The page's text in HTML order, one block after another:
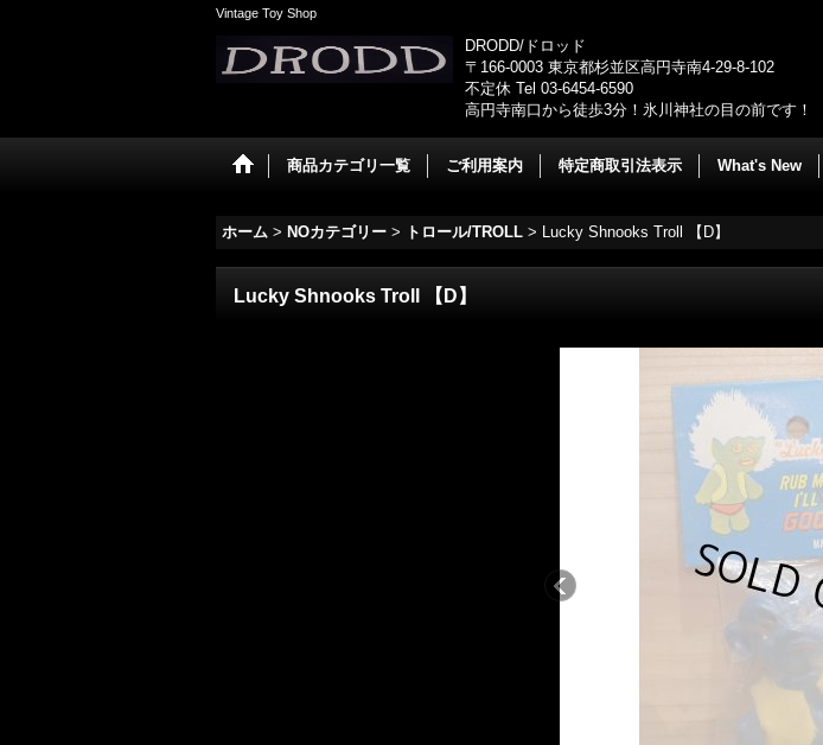
Vintage Toy Shop
DRODD/ドロッド
〒166-0003 東京都杉並区高円寺南4-29-8-102
不定休 Tel 03-6454-6590
高円寺南口から徒歩3分！氷川神社の目の前です！
商品カテゴリ一覧 ご利用案内 特定商取引法表示 What's New
ホーム > NOカテゴリー > トロール/TROLL > Lucky Shnooks Troll 【D】
Lucky Shnooks Troll 【D】